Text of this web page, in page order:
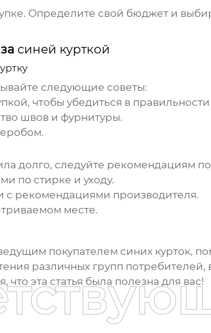
Определите свой бюджет и
синей курткой
следующие советы:
чтобы убедиться в
швов и фурнитуры.
.
долго, следуйте рекомендациям по
по стирке и уходу.
с рекомендациями производителя.
месте.
покупателем синих курток,
различных групп
что эта статья была полезна для вас!